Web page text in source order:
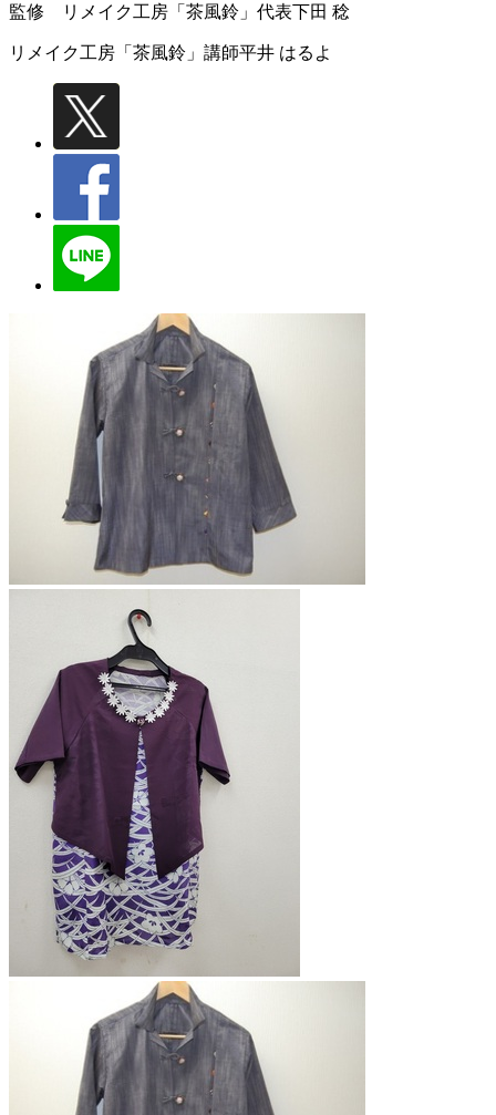
監修 リメイク工房「茶風鈴」代表下田 稔
リメイク工房「茶風鈴」講師平井 はるよ